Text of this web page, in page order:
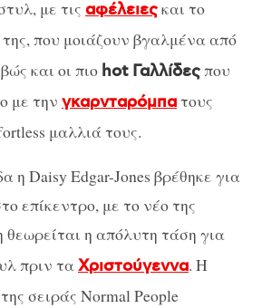
με τις αφέλειεςκαι το
της, που μοιάζουν βγαλμένα από
και οι πιο hot Γαλλίδεςπου
με την γκαρνταρόμπατους
μαλλιά τους.
η Daisy Edgar-Jones βρέθηκε για
επίκεντρο, με το νέο της
θεωρείται η απόλυτη τάση για
πριν ταΧριστούγεννα. Η
σειράς Normal People